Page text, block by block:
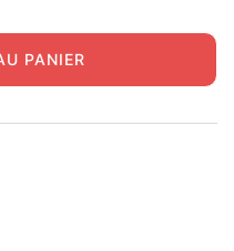
PANIER